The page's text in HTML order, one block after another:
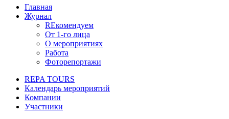
Главная
Журнал
REкомендуем
От 1-го лица
О мероприятиях
Работа
Фоторепортажи
REPA TOURS
Календарь мероприятий
Компании
Участники